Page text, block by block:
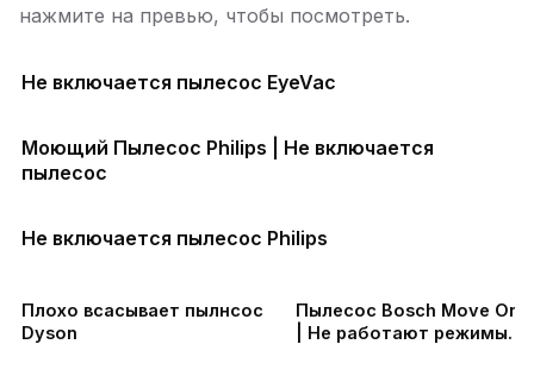
нажмите на превью, чтобы посмотреть.
Не включается пылесос EyeVac
Моющий Пылесос Philips | Не включается
пылесос
Не включается пылесос Philips
Плохо всасывает пылнсос
Dyson
Пылесос Bosch Move On
| Не работают режимы